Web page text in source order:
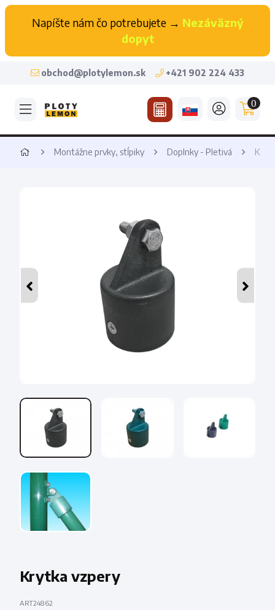
Napíšte nám čo potrebujete → Nezáväzný
dopyt
obchod@plotylemon.sk +421 902 224 433
0
Montážne prvky, stĺpiky Doplnky - Pletivá
Krytka vzpery
ART24862